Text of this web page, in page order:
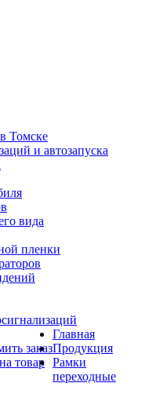
Томске
и автозапуска
вида
пленки
заказ
товар
Главная
Продукция
Рамки
переходные